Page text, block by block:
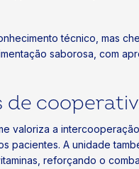
técnico, mas
saborosa, com
valoriza a
pacientes. A unidade
reforçando o